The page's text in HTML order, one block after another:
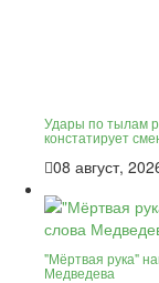
Удары по тылам
констатирует
08 август,
"Мёртвая рука"
Медведева